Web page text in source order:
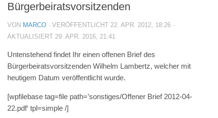
Bürgerbeiratsvorsitzenden
VON MARCO · VERÖFFENTLICHT 22. APR. 2012, 18:26 ·
AKTUALISIERT 29. APR. 2016, 21:41
Untenstehend findet Ihr einen offenen Brief des
Bürgerbeiratsvorsitzenden Wilhelm Lambertz, welcher mit
heutigem Datum veröffentlicht wurde.
[wpfilebase tag=file path=’sonstiges/Offener Brief 2012-04-
22.pdf‘ tpl=simple /]